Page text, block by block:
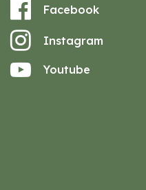
Facebook
Instagram
Youtube